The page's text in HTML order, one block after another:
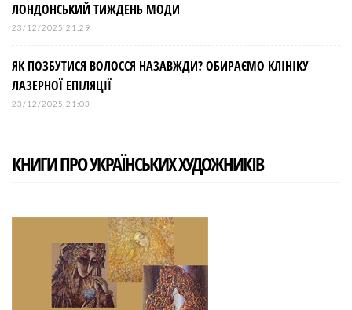
ЛОНДОНСЬКИЙ ТИЖДЕНЬ МОДИ
23/12/2025 21:29
ЯК ПОЗБУТИСЯ ВОЛОССЯ НАЗАВЖДИ? ОБИРАЄМО КЛІНІКУ
ЛАЗЕРНОЇ ЕПІЛЯЦІЇ
23/12/2025 21:03
КНИГИ ПРО УКРАЇНСЬКИХ ХУДОЖНИКІВ